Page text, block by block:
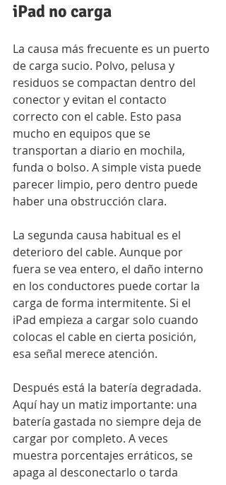
iPad no carga
La causa más frecuente es un puerto
de carga sucio. Polvo, pelusa y
residuos se compactan dentro del
conector y evitan el contacto
correcto con el cable. Esto pasa
mucho en equipos que se
transportan a diario en mochila,
funda o bolso. A simple vista puede
parecer limpio, pero dentro puede
haber una obstrucción clara.
La segunda causa habitual es el
deterioro del cable. Aunque por
fuera se vea entero, el daño interno
en los conductores puede cortar la
carga de forma intermitente. Si el
iPad empieza a cargar solo cuando
colocas el cable en cierta posición,
esa señal merece atención.
Después está la batería degradada.
Aquí hay un matiz importante: una
batería gastada no siempre deja de
cargar por completo. A veces
muestra porcentajes erráticos, se
apaga al desconectarlo o tarda